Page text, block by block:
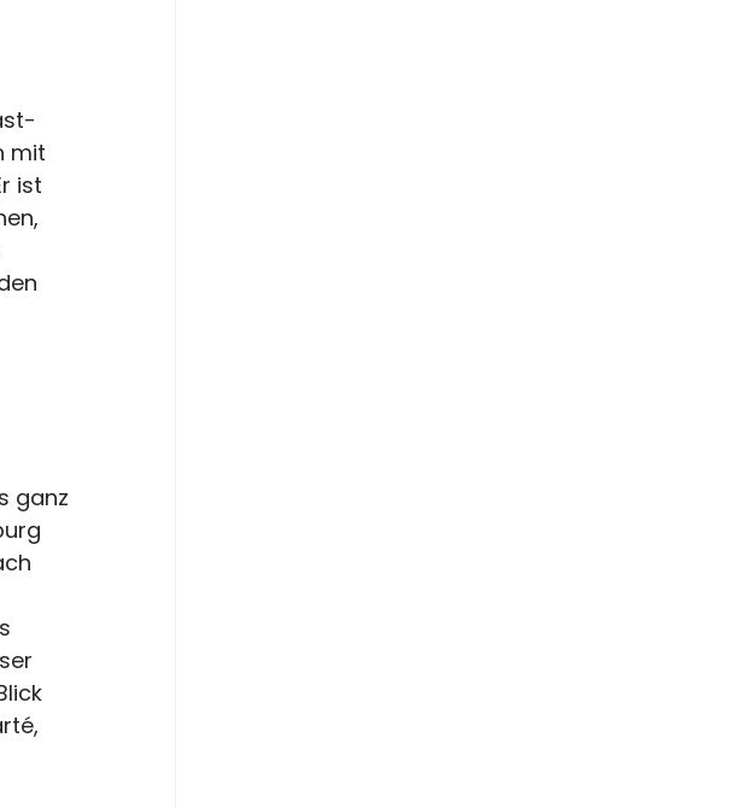
mit
ist
ganz